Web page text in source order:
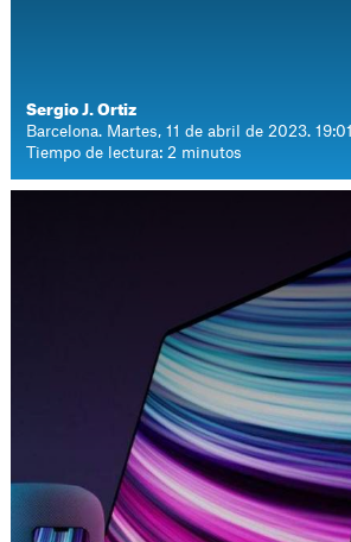
Sergio J. Ortiz
Barcelona. Martes, 11 de abril de 2023. 19:01
Tiempo de lectura: 2 minutos